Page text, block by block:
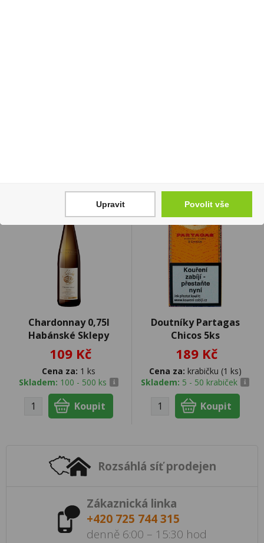
Chardonnay 0,75l
Habánské Sklepy
109 Kč
Cena za: 1 ks
Skladem: 100 - 500 ks
Doutníky Partagas
Chicos 5ks
189 Kč
Cena za: krabičku (1 ks)
Skladem: 5 - 50 krabiček
Rozsáhlá síť prodejen
Zákaznická linka
+420 725 744 315
denně 6:00 – 15:30 hod
Upravit Povolit vše